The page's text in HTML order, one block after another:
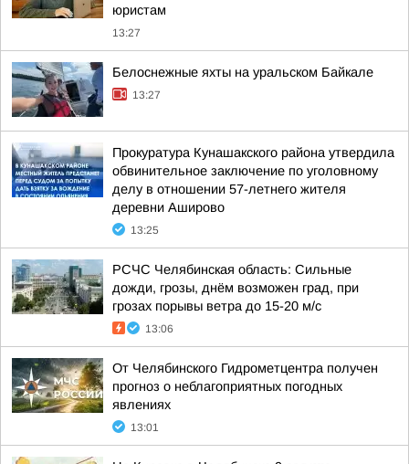
юристам
13:27
Белоснежные яхты на уральском Байкале
13:27
Прокуратура Кунашакского района утвердила
обвинительное заключение по уголовному
делу в отношении 57-летнего жителя
деревни Аширово
13:25
РСЧС Челябинская область: Сильные
дожди, грозы, днём возможен град, при
грозах порывы ветра до 15-20 м/с
13:06
От Челябинского Гидрометцентра получен
прогноз о неблагоприятных погодных
явлениях
13:01